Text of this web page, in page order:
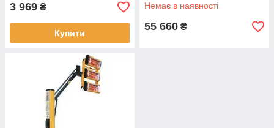
3 969 ₴
Купити
Немає в наявності
55 660 ₴